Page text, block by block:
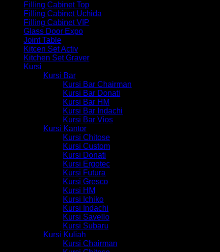
Filling Cabinet Top
Filling Cabinet Uchida
Filling Cabinet VIP
Glass Door Expo
Joint Table
Kitcen Set Activ
Kitchen Set Graver
Kursi
Kursi Bar
Kursi Bar Chairman
Kursi Bar Donati
Kursi Bar HM
Kursi Bar Indachi
Kursi Bar Vios
Kursi Kantor
Kursi Chitose
Kursi Custom
Kursi Donati
Kursi Ergotec
Kursi Futura
Kursi Gresco
Kursi HM
Kursi Ichiko
Kursi Indachi
Kursi Savello
Kursi Subaru
Kursi Kuliah
Kursi Chairman